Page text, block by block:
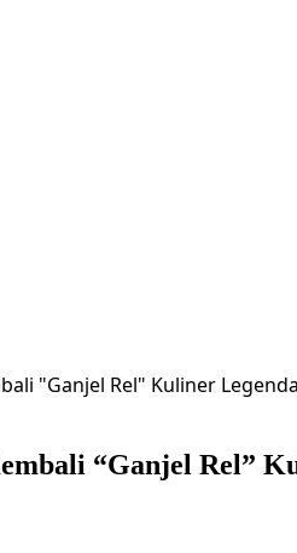
"Ganjel Rel" Kuliner
“Ganjel Rel”